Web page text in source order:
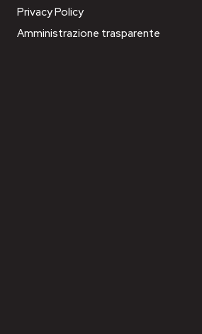
Privacy Policy
Amministrazione trasparente